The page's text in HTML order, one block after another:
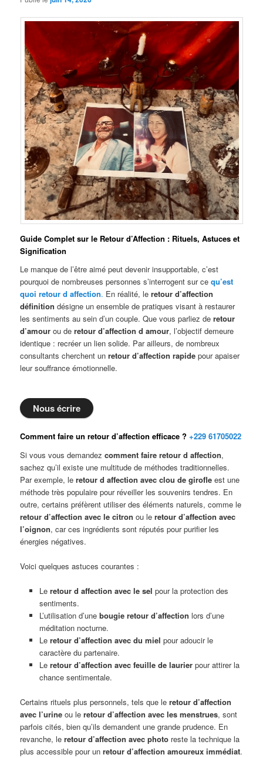
Guide Complet sur le Retour d’Affection : Rituels, Astuces et
Signification
Le manque de l’être aimé peut devenir insupportable, c’est
pourquoi de nombreuses personnes s’interrogent sur cequ’est
quoi retour d affection. En réalité, leretour d’affection
définition désigne un ensemble de pratiques visant à restaurer
les sentiments au sein d’un couple. Que vous parliez deretour
d’amour ou deretour d’affection d amour, l’objectif demeure
identique : recréer un lien solide. Par ailleurs, de nombreux
consultants cherchent unretour d’affection rapide pour apaiser
leur souffrance émotionnelle.
Nous écrire
Comment faire un retour d’affection efficace ?+229 61705022
Si vous vous demandezcomment faire retour d affection,
sachez qu’il existe une multitude de méthodes traditionnelles.
Par exemple, leretour d affection avec clou de girofle est une
méthode très populaire pour réveiller les souvenirs tendres. En
outre, certains préfèrent utiliser des éléments naturels, comme le
retour d’affection avec le citron ou leretour d’affection avec
l’oignon, car ces ingrédients sont réputés pour purifier les
énergies négatives.
Voici quelques astuces courantes :
Le retour d affection avec le sel pour la protection des
sentiments.
L’utilisation d’une bougie retour d’affection lors d’une
méditation nocturne.
Le retour d’affection avec du miel pour adoucir le
caractère du partenaire.
Le retour d’affection avec feuille de laurierpour attirer la
chance sentimentale.
Certains rituels plus personnels, tels que leretour d’affection
avec l’urine ou leretour d’affection avec les menstrues, sont
parfois cités, bien qu’ils demandent une grande prudence. En
revanche, leretour d’affection avec photo reste la technique la
plus accessible pour unretour d’affection amoureux immédiat.